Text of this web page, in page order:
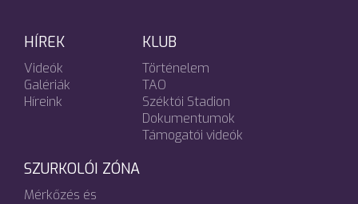
HÍREK
Videók
Galériák
Híreink
KLUB
Történelem
TAO
Széktói Stadion
Dokumentumok
Támogatói videók
SZURKOLÓI ZÓNA
Mérkőzés és